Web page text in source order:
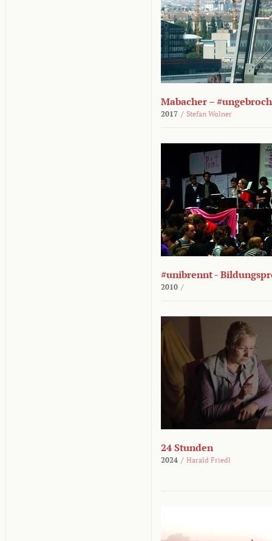
Mabacher –
2017 / Stefan Wolner
#unibrennt -
2010 /
24 Stunden
2024 / Harald Friedl